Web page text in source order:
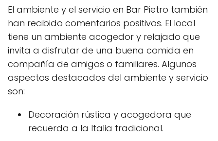
El ambiente y el servicio en Bar Pietro también
han recibido comentarios positivos. El local
tiene un ambiente acogedor y relajado que
invita a disfrutar de una buena comida en
compañía de amigos o familiares. Algunos
aspectos destacados del ambiente y servicio
son:
Decoración rústica y acogedora que
recuerda a la Italia tradicional.